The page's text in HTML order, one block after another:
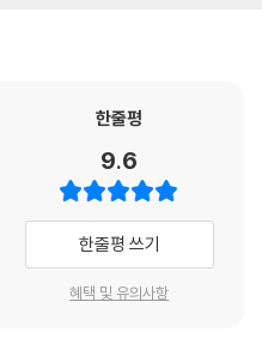
않고 있다. 번역 마감에 쫓겨서 차
글은 쓰지 않으면서 습관처럼 이
한다. 『완득이』처럼 멋진 성장
점에서』가 베스트셀러가 되며
.
첫 출판사, 첫 번역서여서 기쁨도
또렷하게 기억나는 것 같다. 잊히
그다음 책들은 얼마를 받고 번역
기분은 어땠는지 전혀 생각나지
가를 지망하는 젊은이들에게 그
가의 따뜻한 에세이로 읽힌다.
사전』 저자)
담은 책이다. 에세이 형식의 글
달음에 읽힌다. 경쾌한 보법을 사
겨 있어서 자주 미소를 짓게 된다.
한줄평
9.6
한줄평 쓰기
혜택 및 유의사항